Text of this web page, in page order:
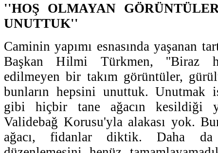
''HOŞ OLMAYAN
UNUTTUK''
Caminin yapımı esnasında yaşanan
Başkan Hilmi Türkmen, ''Biraz
edilmeyen bir takım görüntüler,
bunların hepsini unuttuk. Unutmak
gibi hiçbir tane ağacın kesildiği
Validebağ Korusu'yla alakası yok.
ağacı, fidanlar diktik. Daha da